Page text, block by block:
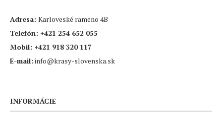
Adresa: Karloveské rameno 4B
Telefón: +421 254 652 055
Mobil: +421 918 320 117
E-mail: info@krasy-slovenska.sk
INFORMÁCIE